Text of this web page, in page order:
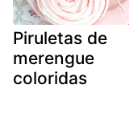
Piruletas de
merengue
coloridas